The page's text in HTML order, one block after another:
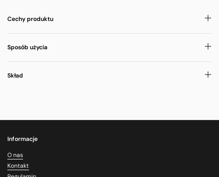
Cechy produktu
Sposób użycia
Skład
Informacje
O nas
Kontakt